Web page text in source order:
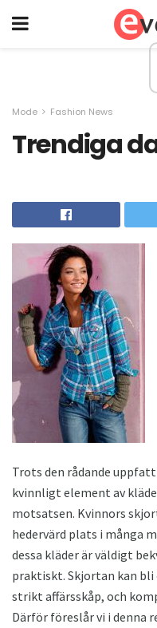
Mode Fashion News
Trendiga
Trots den rådande
kvinnligt element av
motsatsen. Kvinnors
hedervärd plats i många
dessa kläder är väldigt
praktiskt. Skjortan kan
strikt affärsskåp, och
Därför föreslår vi i denna